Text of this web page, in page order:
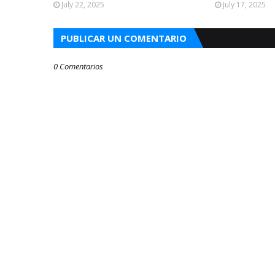
July 22, 2025 July 17, 2025
PUBLICAR UN COMENTARIO
0 Comentarios